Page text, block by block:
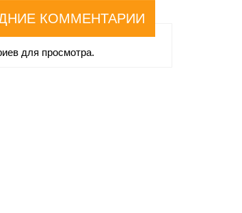
КОММЕНТАРИИ
для просмотра.